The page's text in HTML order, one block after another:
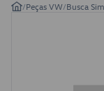
/Peças VW/Busca